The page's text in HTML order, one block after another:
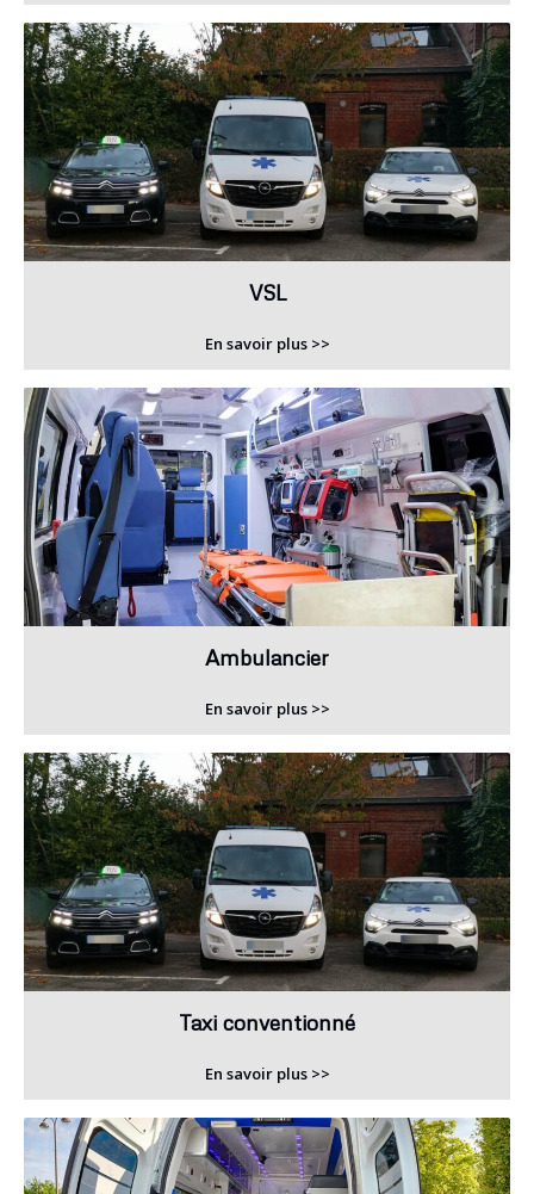
VSL
En savoir plus >>
Ambulancier
En savoir plus >>
Taxi conventionné
En savoir plus >>